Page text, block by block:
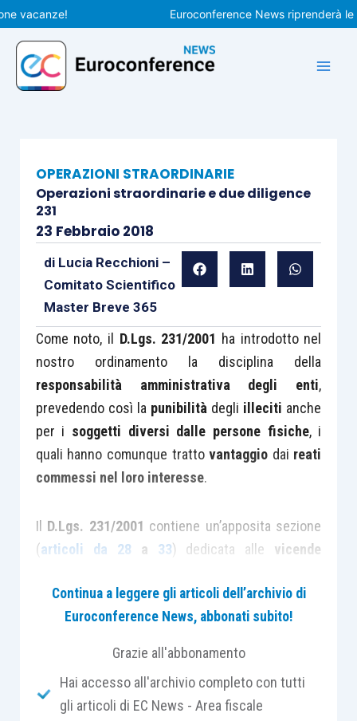
Vai
al
contenuto
Euroconference News riprenderà le
OPERAZIONI STRAORDINARIE
Operazioni straordinarie e due diligence
231
23 Febbraio 2018
di Lucia Recchioni –
Comitato Scientifico
Master Breve 365
Come noto, il D.Lgs. 231/2001 ha introdotto nel
nostro ordinamento la disciplina della
responsabilità amministrativa degli enti,
prevedendo così la punibilità degli illeciti anche
per i soggetti diversi dalle persone fisiche, i
quali hanno comunque trattovantaggio dai reati
commessi nel loro interesse.
Il D.Lgs. 231/2001 contiene un’apposita sezione
(articoli da 28 a 33) dedicata alle vicende
laresponsabilitàdeglienti risultanti dalle
operazioni straordinarieper ireatidei quali
Più precisamente, le disposizioni di legge si
Continua a leggere gli articoli dell’archivio di
Euroconference News, abbonati subito!
Grazie all'abbonamento
Hai accesso all'archivio completo con tutti
gli articoli di EC News - Area fiscale